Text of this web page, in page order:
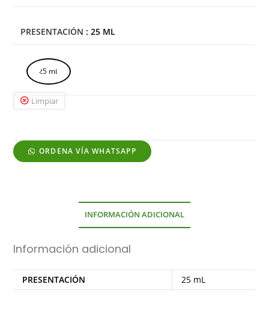
PRESENTACIÓN : 25 ML
25 mL
Limpiar
ORDENA VÍA WHATSAPP
INFORMACIÓN ADICIONAL
Información adicional
PRESENTACIÓN 25 mL